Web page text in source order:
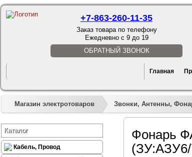
+7-863-260-11-35
Заказ товара по телефону
Ежедневно с 9 до 19
ОБРАТНЫЙ ЗВОНОК
Главная
Магазин электротоваров Звонки, Антенны,
Каталог
Кабель, Провод
Фонарь